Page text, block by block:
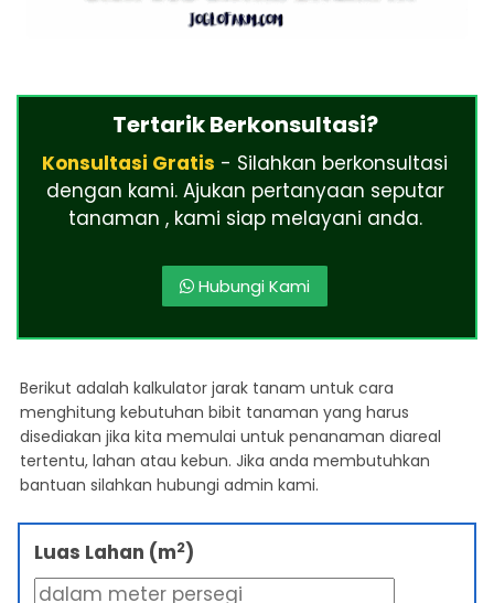
Tertarik Berkonsultasi?
Konsultasi Gratis - Silahkan berkonsultasi
dengan kami. Ajukan pertanyaan seputar
tanaman , kami siap melayani anda.
Hubungi Kami
Berikut adalah kalkulator jarak tanam untuk cara
menghitung kebutuhan bibit tanaman yang harus
disediakan jika kita memulai untuk penanaman diareal
tertentu, lahan atau kebun. Jika anda membutuhkan
bantuan silahkan hubungi admin kami.
Luas Lahan (m2)